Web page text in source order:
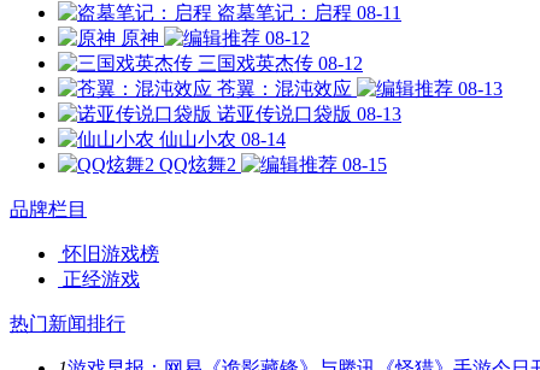
盗墓笔记：启程 08-11
原神
08-12
三国戏英杰传 08-12
苍翼：混沌效应
08-13
诺亚传说口袋版 08-13
仙山小农 08-14
QQ炫舞2
08-15
品牌栏目
怀旧游戏榜
正经游戏
热门新闻排行